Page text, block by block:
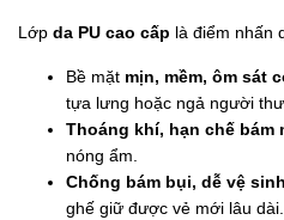
Lớp da PU cao cấp là điểm nhấn
Bề mặt mịn, mềm, ôm sát
tựa lưng hoặc ngả người
Thoáng khí, hạn chế bám
nóng ẩm.
Chống bám bụi, dễ vệ sinh
ghế giữ được vẻ mới lâu dài.